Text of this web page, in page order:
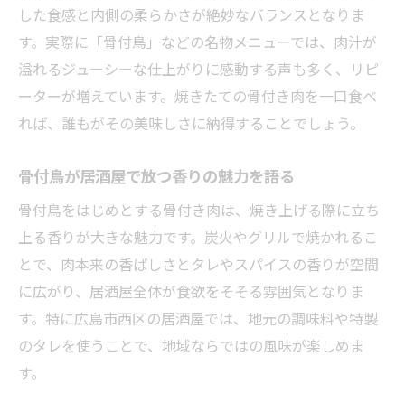
した食感と内側の柔らかさが絶妙なバランスとなりま
す。実際に「骨付鳥」などの名物メニューでは、肉汁が
溢れるジューシーな仕上がりに感動する声も多く、リピ
ーターが増えています。焼きたての骨付き肉を一口食べ
れば、誰もがその美味しさに納得することでしょう。
骨付鳥が居酒屋で放つ香りの魅力を語る
骨付鳥をはじめとする骨付き肉は、焼き上げる際に立ち
上る香りが大きな魅力です。炭火やグリルで焼かれるこ
とで、肉本来の香ばしさとタレやスパイスの香りが空間
に広がり、居酒屋全体が食欲をそそる雰囲気となりま
す。特に広島市西区の居酒屋では、地元の調味料や特製
のタレを使うことで、地域ならではの風味が楽しめま
す。